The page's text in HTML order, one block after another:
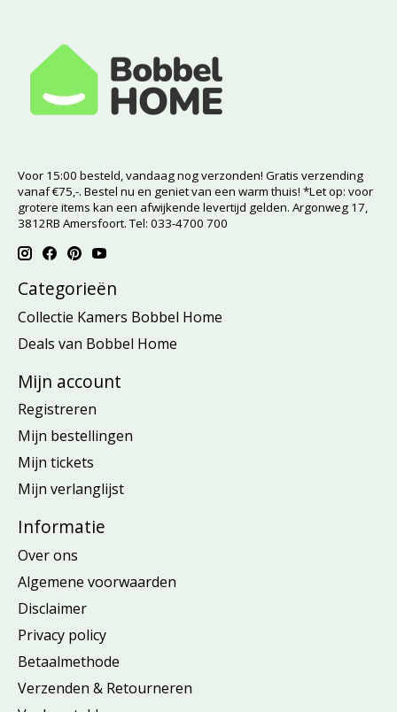
Voor 15:00 besteld, vandaag nog verzonden! Gratis verzending
vanaf €75,-. Bestel nu en geniet van een warm thuis! *Let op: voor
grotere items kan een afwijkende levertijd gelden. Argonweg 17,
3812RB Amersfoort. Tel: 033-4700 700
Categorieën
Collectie Kamers Bobbel Home
Deals van Bobbel Home
Mijn account
Registreren
Mijn bestellingen
Mijn tickets
Mijn verlanglijst
Informatie
Over ons
Algemene voorwaarden
Disclaimer
Privacy policy
Betaalmethode
Verzenden & Retourneren